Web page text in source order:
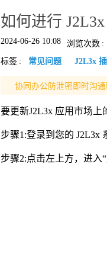
如何进行
2024-06-26 10:08 浏览次数 :
标签 : 常见问题 J2L3x
协同办公防泄密即时沟
要更新J2L3x 应用市场上
步骤1:登录到您的 J2L3x
步骤2:点击左上方，进入“